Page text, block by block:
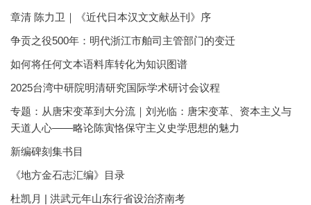
章清 陈力卫｜《近代日本汉文文献丛刊》序
争贡之役500年：明代浙江市舶司主管部门的变迁
如何将任何文本语料库转化为知识图谱
2025台湾中研院明清研究国际学术研讨会议程
专题：从唐宋变革到大分流｜刘光临：唐宋变革、资本主义与
天道人心——略论陈寅恪保守主义史学思想的魅力
新编碑刻集书目
《地方金石志汇编》目录
杜凯月 | 洪武元年山东行省设治济南考